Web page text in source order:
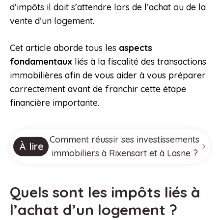
d’impôts il doit s’attendre lors de l’achat ou de la
vente d’un logement.
Cet article aborde tous les aspects
fondamentaux liés à la fiscalité des transactions
immobilières afin de vous aider à vous préparer
correctement avant de franchir cette étape
financière importante.
À lire
Comment réussir ses investissements
immobiliers à Rixensart et à Lasne ?
Quels sont les impôts liés à
l’achat d’un logement ?